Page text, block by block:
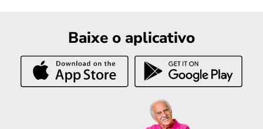
Baixe o aplicativo